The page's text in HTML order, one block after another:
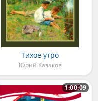
Тихое утро
Юрий Казаков
1:00:09